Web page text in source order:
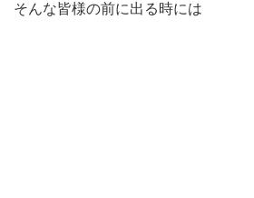
そんな皆様の前に出る時には